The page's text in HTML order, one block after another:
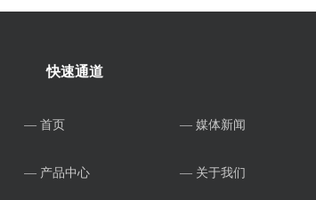
快速通道
— 首页 — 媒体新闻
— 产品中心 — 关于我们